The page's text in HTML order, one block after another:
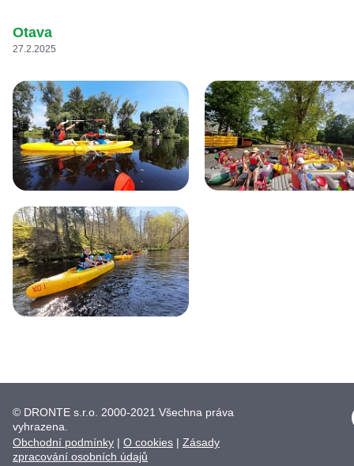
Otava
27.2.2025
© DRONTE s.r.o. 2000-2021 Všechna práva
vyhrazena.
Obchodní podmínky | O cookies | Zásady
zpracování osobních údajů